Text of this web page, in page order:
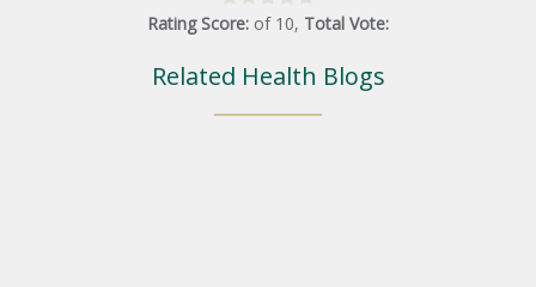
Rating Score: of 10, Total Vote:
Related Health Blogs